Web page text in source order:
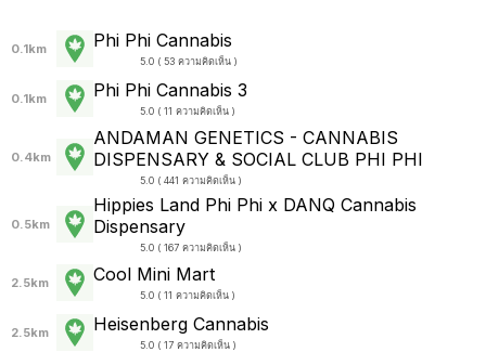
0.1km Phi Phi Cannabis
5.0 ( 53 ความคิดเห็น )
0.1km Phi Phi Cannabis 3
5.0 ( 11 ความคิดเห็น )
0.4km
ANDAMAN GENETICS - CANNABIS
DISPENSARY & SOCIAL CLUB PHI PHI
5.0 ( 441 ความคิดเห็น )
0.5km
Hippies Land Phi Phi x DANQ Cannabis
Dispensary
5.0 ( 167 ความคิดเห็น )
2.5km Cool Mini Mart
5.0 ( 11 ความคิดเห็น )
2.5km Heisenberg Cannabis
5.0 ( 17 ความคิดเห็น )